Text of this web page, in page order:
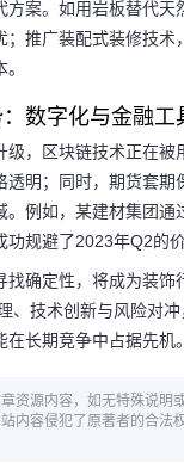
方案。如用岩板替代天
；推广装配式装修技术
数字化与金融工
级，区块链技术正在被
透明；同时，期货套期
。例如，某建材集团通
规避了2023年Q2的价
找确定性，将成为装饰
、技术创新与风险对
长期竞争中占据先机。
资源内容，如无特殊说明
内容侵犯了原著者的合法